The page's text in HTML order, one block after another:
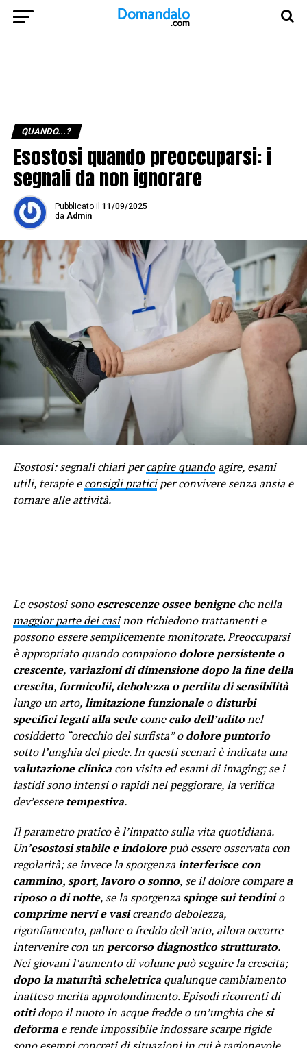
QUANDO...?
Esostosi quando preoccuparsi: i
segnali da non ignorare
Pubblicato il 11/09/2025
da Admin
Esostosi: segnali chiari percapire quandoagire, esami
utili, terapie econsigli praticiper convivere senza ansia e
tornare alle attività.
Le esostosi sonoescrescenze ossee benigneche nella
maggior parte dei casinon richiedono trattamenti e
possono essere semplicemente monitorate. Preoccuparsi
è appropriato quando compaionodolore persistente o
crescente, variazioni di dimensione dopo la fine della
crescita,formicolii, debolezza o perdita di sensibilità
lungo un arto,limitazione funzionaleodisturbi
specifici legati alla sedecomecalo dell’uditonel
cosiddetto “orecchio del surfista” odolore puntorio
sotto l’unghia del piede. In questi scenari è indicata una
valutazione clinicacon visita ed esami di imaging; se i
fastidi sono intensi o rapidi nel peggiorare, la verifica
dev’esseretempestiva.
Il parametro pratico è l’impatto sulla vita quotidiana.
Un’esostosi stabile e indolorepuò essere osservata con
regolarità; se invece la sporgenzainterferisce con
cammino, sport, lavoro o sonno, se il dolore comparea
riposo o di notte, se la sporgenzaspinge sui tendinio
comprime nervi e vasicreando debolezza,
rigonfiamento, pallore o freddo dell’arto, allora occorre
intervenire con un percorso diagnostico strutturato.
Nei giovani l’aumento di volume può seguire la crescita;
dopo la maturità scheletricaqualunque cambiamento
inatteso merita approfondimento. Episodi ricorrenti di
otitidopo il nuoto in acque fredde o un’unghia chesi
deformae rende impossibile indossare scarpe rigide